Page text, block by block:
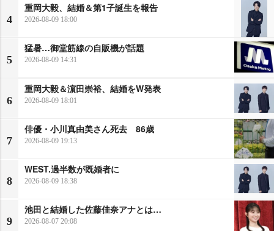
4
重岡大毅、結婚＆第1子誕生を報告
2026-08-09 18:00
5
猛暑…御堂筋線の自販機が話題
2026-08-09 14:31
6
重岡大毅＆濵田崇裕、結婚をW発表
2026-08-09 18:01
7
俳優・小川真由美さん死去 86歳
2026-08-09 19:13
8
WEST.過半数が既婚者に
2026-08-09 18:38
9
池田と結婚した佐藤佳奈アナとは…
2026-08-07 20:08